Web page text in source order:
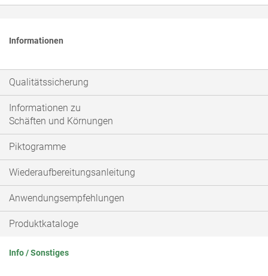
Informationen
Qualitätssicherung
Informationen zu
Schäften und Körnungen
Piktogramme
Wiederaufbereitungsanleitung
Anwendungsempfehlungen
Produktkataloge
Info / Sonstiges